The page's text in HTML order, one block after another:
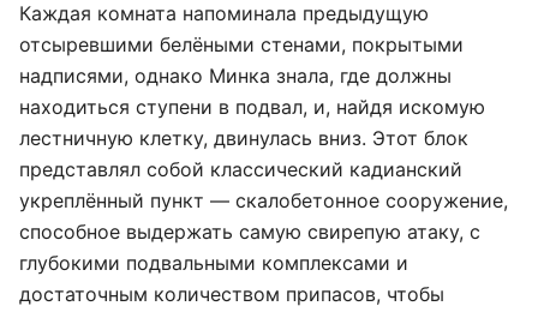
Каждая комната напоминала предыдущую
отсыревшими белёными стенами, покрытыми
надписями, однако Минка знала, где должны
находиться ступени в подвал, и, найдя искомую
лестничную клетку, двинулась вниз. Этот блок
представлял собой классический кадианский
укреплённый пункт — скалобетонное сооружение,
способное выдержать самую свирепую атаку, с
глубокими подвальными комплексами и
достаточным количеством припасов, чтобы